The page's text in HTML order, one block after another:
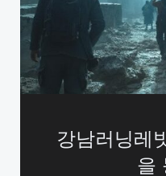
강남러닝레
을